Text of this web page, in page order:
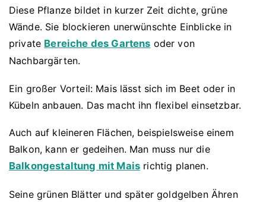
Diese Pflanze bildet in kurzer Zeit dichte, grüne
Wände. Sie blockieren unerwünschte Einblicke in
private Bereiche des Gartens oder von
Nachbargärten.
Ein großer Vorteil: Mais lässt sich im Beet oder in
Kübeln anbauen. Das macht ihn flexibel einsetzbar.
Auch auf kleineren Flächen, beispielsweise einem
Balkon, kann er gedeihen. Man muss nur die
Balkongestaltung mit Mais richtig planen.
Seine grünen Blätter und später goldgelben Ähren